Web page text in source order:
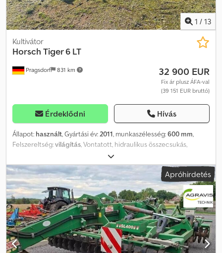
1 / 13
Pragsdorf 831 km
Kultivátor
Horsch Tiger 6 LT
32 900 EUR
Fix ár plusz ÁFA-val
(39 151 EUR bruttó)
Érdeklődni Hívás
Állapot: használt, Gyártási év:2011, munkaszélesség:600 mm,
Felszereltség:világítás, Vontatott, hidraulikus összecsukás,
kővédelem, támasztóláb/kerék. Munkaszélesség: 6 m. Világítás:
igen. Futómű: igen. Összecsukó szerkezet: igen. Ekehegyek: igen.
Horsch Tiger 6 LTS, sorozatszám: 34711457, gyártási év: 2011
(tartalmazza a TerraGrip gereblyéket, a támasztókerékeket
10.0/75-15.3, valamint a világítást). TopRing Packer 78 cm, RP 78 cm,
pneumatikus fék. Alsó húzókaros felfüggesztés. Egy soros
kiegyenlítő tárcsa. Tárolóhely: Ügyfél. Dedpfx Ajzr A Sqoa Deck
Apróhirdetés